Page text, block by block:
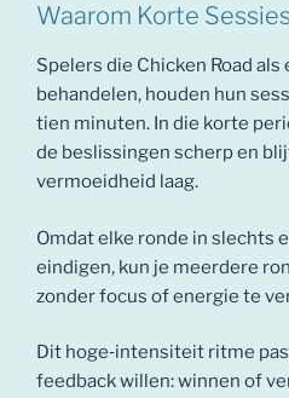
Waarom Korte
Spelers die Chicken Road als
behandelen, houden hun
tien minuten. In die korte
de beslissingen scherp en
vermoeidheid laag.
Omdat elke ronde in slechts
eindigen, kun je meerdere
zonder focus of energie te
Dit hoge‑intensiteit ritme
feedback willen: winnen of